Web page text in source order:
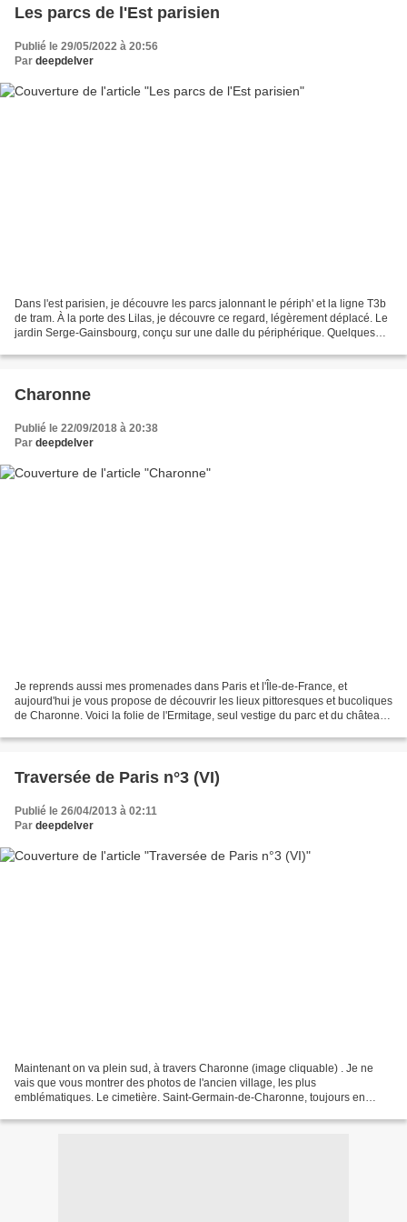
Les parcs de l'Est parisien
Publié le 29/05/2022 à 20:56
Par deepdelver
Dans l'est parisien, je découvre les parcs jalonnant le périph' et la ligne T3b
de tram. À la porte des Lilas, je découvre ce regard, légèrement déplacé. Le
jardin Serge-Gainsbourg, conçu sur une dalle du périphérique. Quelques
Charonne
Publié le 22/09/2018 à 20:38
Par deepdelver
Je reprends aussi mes promenades dans Paris et l'Île-de-France, et
aujourd'hui je vous propose de découvrir les lieux pittoresques et bucoliques
de Charonne. Voici la folie de l'Ermitage, seul vestige du parc et du château
Traversée de Paris n°3 (VI)
Publié le 26/04/2013 à 02:11
Par deepdelver
Maintenant on va plein sud, à travers Charonne (image cliquable) . Je ne
vais que vous montrer des photos de l'ancien village, les plus
emblématiques. Le cimetière. Saint-Germain-de-Charonne, toujours en